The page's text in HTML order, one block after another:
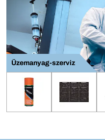
Üzemanyag-szerviz